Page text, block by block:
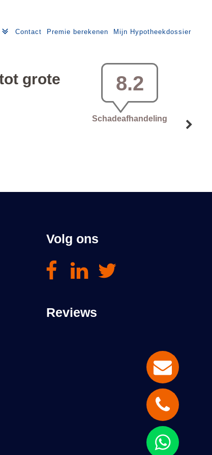
Contact Premie berekenen Mijn Hypotheekdossier
Volg ons
Reviews